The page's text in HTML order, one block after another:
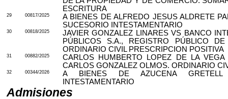
ESCRITURA
29 00817/2025
A BIENES DE ALFREDO JESUS ALDRETE
SUCESORIO INTESTAMENTARIO
30 00818/2025
JAVIER GONZALEZ LINARES VS BANCO
PÚBLICOS S.A., REGISTRO PÚBLICO
ORDINARIO CIVIL PRESCRIPCION POSITIVA
31 00882/2025
CARLOS HUMBERTO LOPEZ DE LA
CARLOS GONZALEZ OLMOS. ORDINARIO
32 00344/2026
A BIENES DE AZUCENA GRETELL
INTESTAMENTARIO
Admisiones